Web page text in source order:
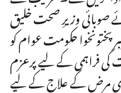
وزیرِ صحت خلیق
پختونخوا حکومت عوام کو
فراہمی کے لیے پرعزم
مرض کے علاج کے لیے